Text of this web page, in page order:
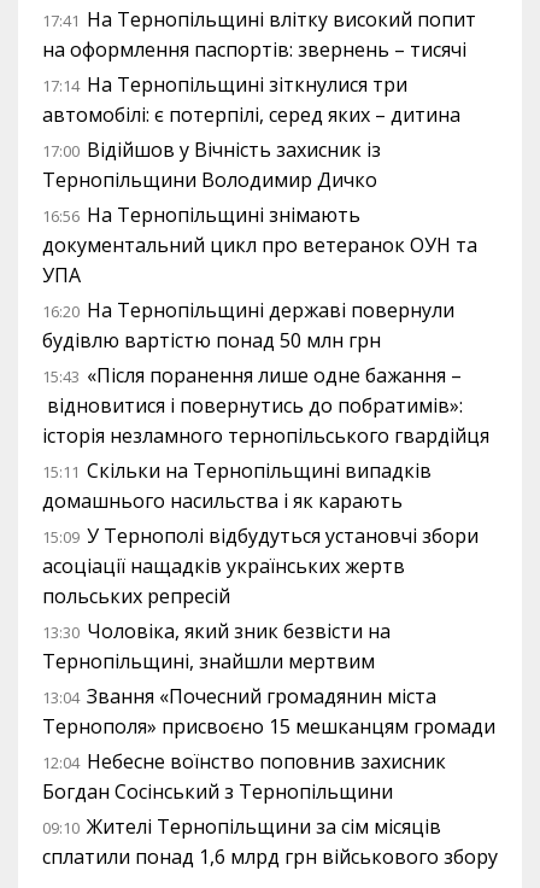
17:41 На Тернопільщині влітку високий попит
на оформлення паспортів: звернень – тисячі
17:14 На Тернопільщині зіткнулися три
автомобілі: є потерпілі, серед яких – дитина
17:00 Відійшов у Вічність захисник із
Тернопільщини Володимир Дичко
16:56 На Тернопільщині знімають
документальний цикл про ветеранок ОУН та
УПА
16:20 На Тернопільщині державі повернули
будівлю вартістю понад 50 млн грн
15:43 «Після поранення лише одне бажання –
відновитися і повернутись до побратимів»:
історія незламного тернопільського гвардійця
15:11 Скільки на Тернопільщині випадків
домашнього насильства і як карають
15:09 У Тернополі відбудуться установчі збори
асоціації нащадків українських жертв
польських репресій
13:30 Чоловіка, який зник безвісти на
Тернопільщині, знайшли мертвим
13:04 Звання «Почесний громадянин міста
Тернополя» присвоєно 15 мешканцям громади
12:04 Небесне воїнство поповнив захисник
Богдан Сосінський з Тернопільщини
09:10 Жителі Тернопільщини за сім місяців
сплатили понад 1,6 млрд грн військового збору